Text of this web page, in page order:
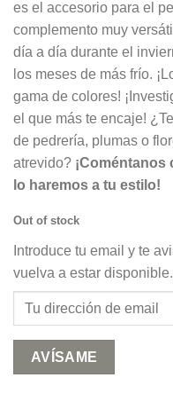
es el accesorio para el
complemento muy
día a día durante el
los meses de más frío.
gama de colores!
el que más te encaje!
de pedrería, plumas o
atrevido? ¡Coméntanos
lo haremos a tu estilo!
Out of stock
Introduce tu email y te
vuelva a estar disponible.